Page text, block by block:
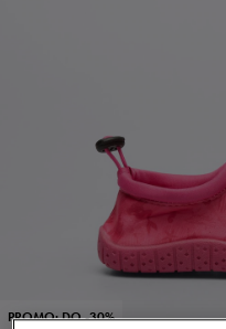
PROMO: DO -30%